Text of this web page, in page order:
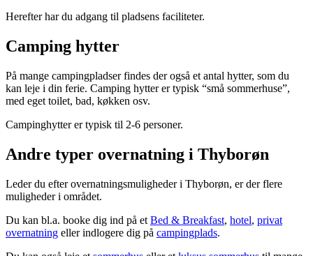
Herefter har du adgang til pladsens faciliteter.
Camping hytter
På mange campingpladser findes der også et antal hytter, som du
kan leje i din ferie. Camping hytter er typisk “små sommerhuse”,
med eget toilet, bad, køkken osv.
Campinghytter er typisk til 2-6 personer.
Andre typer overnatning i Thyborøn
Leder du efter overnatningsmuligheder i Thyborøn, er der flere
muligheder i området.
Du kan bl.a. booke dig ind på et Bed & Breakfast, hotel, privat
overnatning eller indlogere dig på campingplads.